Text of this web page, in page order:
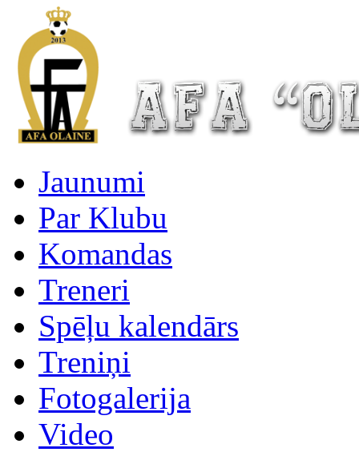
Jaunumi
Par Klubu
Komandas
Treneri
Spēļu kalendārs
Treniņi
Fotogalerija
Video